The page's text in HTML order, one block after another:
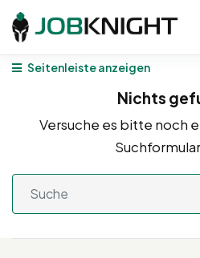
Seitenleiste anzeigen
Nichts
Versuche es bitte noch